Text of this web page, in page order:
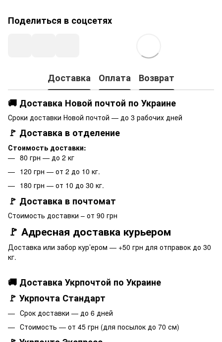
Поделиться в соцсетях
Доставка Оплата
Возврат
🚚 Доставка Новой почтой по Украине
Сроки доставки Новой почтой — до 3 рабочих дней
🚩 Доставка в отделение
Стоимость доставки:
80 грн — до 2 кг
120 грн — от 2 до 10 кг.
180 грн — от 10 до 30 кг.
🚩 Доставка в почтомат
Стоимость доставки – от 90 грн
🚩 Адресная доставка курьером
Доставка или забор кур’ером — +50 грн для отправок до 30
кг.
🚚 Доставка Укрпочтой по Украине
🚩 Укрпочта Стандарт
Срок доставки — до 6 дней
Стоимость — от 45 грн (для посылок до 70 см)